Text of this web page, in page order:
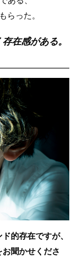
らった。
在感がある。
的存在ですが、
聞かせくださ